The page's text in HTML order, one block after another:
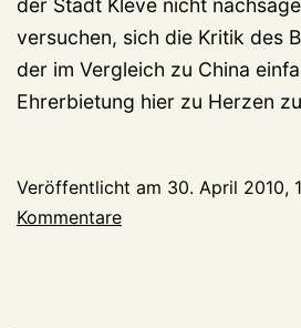
versuchen, sich die Kritik des
der im Vergleich zu China
Ehrerbietung hier zu Herzen
Veröffentlicht am 30. April 2010,
Kommentare